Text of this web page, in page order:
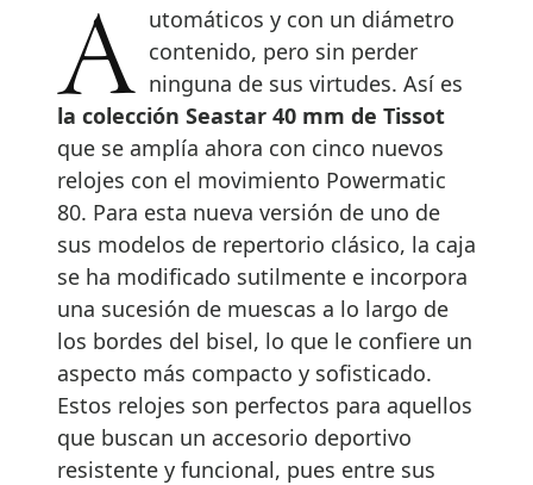
Automáticos y con un diámetro contenido, pero sin perder
ninguna de sus virtudes. Así es
la colección Seastar 40 mm de Tissot
que se amplía ahora con cinco nuevos
relojes con el movimiento Powermatic
80. Para esta nueva versión de uno de
sus modelos de repertorio clásico, la caja
se ha modificado sutilmente e incorpora
una sucesión de muescas a lo largo de
los bordes del bisel, lo que le confiere un
aspecto más compacto y sofisticado.
Estos relojes son perfectos para aquellos
que buscan un accesorio deportivo
resistente y funcional, pues entre sus